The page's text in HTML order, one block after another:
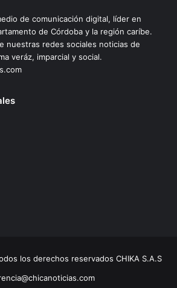
de comunicación digital, líder en
de Córdoba y la región caríbe.
nuestras redes sociales noticias de
veráz, imparcial y social.
los derechos reservados CHIKA S.A.S